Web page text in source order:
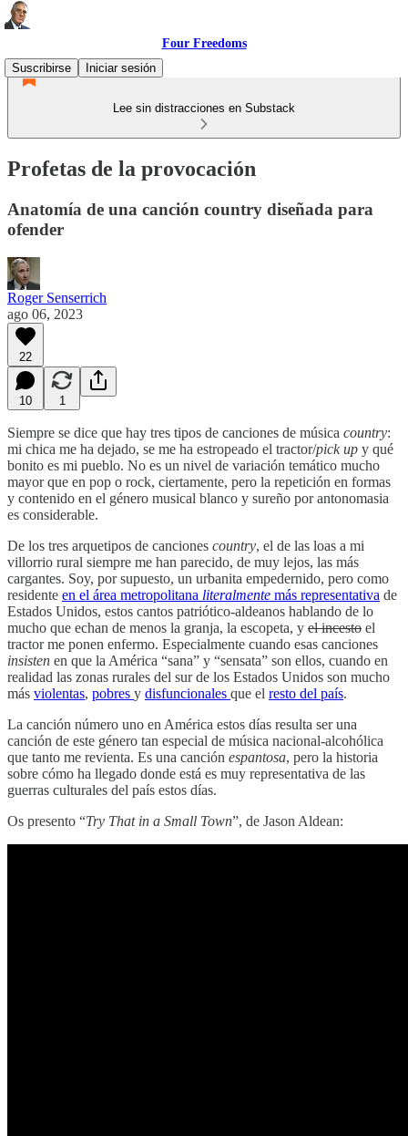
Four Freedoms
Suscribirse
Iniciar sesión
Lee sin distracciones en Substack
Profetas de la provocación
Anatomía de una canción country diseñada para
ofender
Roger Senserrich
ago 06, 2023
22
10 1
Siempre se dice que hay tres tipos de canciones de música country:
mi chica me ha dejado, se me ha estropeado el tractor/pick up y qué
bonito es mi pueblo. No es un nivel de variación temático mucho
mayor que en pop o rock, ciertamente, pero la repetición en formas
y contenido en el género musical blanco y sureño por antonomasia
es considerable.
De los tres arquetipos de canciones country, el de las loas a mi
villorrio rural siempre me han parecido, de muy lejos, las más
cargantes. Soy, por supuesto, un urbanita empedernido, pero como
residente en el área metropolitana literalmente más representativa de
Estados Unidos, estos cantos patriótico-aldeanos hablando de lo
mucho que echan de menos la granja, la escopeta, y el incesto el
tractor me ponen enfermo. Especialmente cuando esas canciones
insisten en que la América “sana” y “sensata” son ellos, cuando en
realidad las zonas rurales del sur de los Estados Unidos son mucho
más violentas, pobres y disfuncionales que el resto del país.
La canción número uno en América estos días resulta ser una
canción de este género tan especial de música nacional-alcohólica
que tanto me revienta. Es una canción espantosa, pero la historia
sobre cómo ha llegado donde está es muy representativa de las
guerras culturales del país estos días.
Os presento “Try That in a Small Town”, de Jason Aldean: